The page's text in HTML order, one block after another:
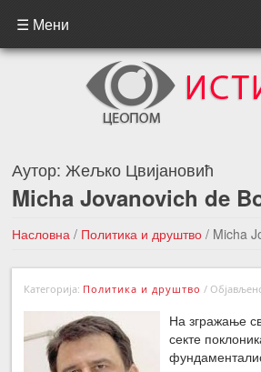
☰ Мени
Аутор: Жељко Цвијановић
Micha Jovanovich de
Насловна / Политика и друштво / Micha
←Претходна вест
Категорија: Политика и друштво /
На згражање
секте